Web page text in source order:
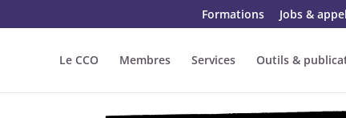
Formations Jobs &
Le CCO Membres Services Outils &